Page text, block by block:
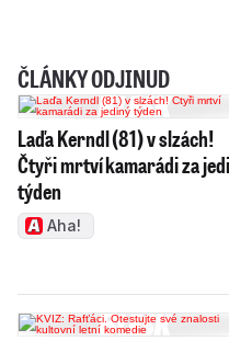
ČLÁNKY ODJINUD
Laďa Kerndl (81) v slzách!
Čtyři mrtví kamarádi za
týden
Aha!